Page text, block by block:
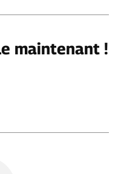
maintenant !